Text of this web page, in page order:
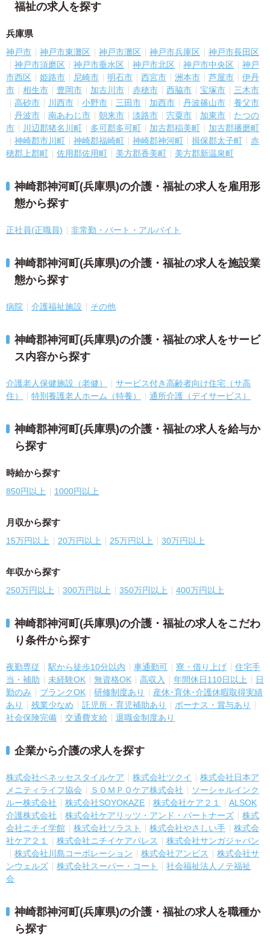
福祉の求人を探す
兵庫県
神戸市 神戸市東灘区 神戸市灘区 神戸市兵庫区
神戸市長田区
神戸市須磨区
神戸市垂水区 神戸市北区 神戸市中央区
神戸
市西区
姫路市 尼崎市 明石市 西宮市 洲本市 芦屋市
伊丹
市
相生市 豊岡市 加古川市 赤穂市 西脇市 宝塚市
三木市
高砂市
川西市 小野市 三田市 加西市 丹波篠山市
養父市
丹波市
南あわじ市 朝来市 淡路市 宍粟市 加東市
たつの
市
川辺郡猪名川町 多可郡多可町 加古郡稲美町
加古郡播磨町
神崎郡市川町
神崎郡福崎町 神崎郡神河町 揖保郡太子町
赤
穂郡上郡町
佐用郡佐用町 美方郡香美町 美方郡新温泉町
神崎郡神河町(兵庫県)の介護・福祉の求人を雇用形
態から探す
正社員(正職員) 非常勤・パート・アルバイト
神崎郡神河町(兵庫県)の介護・福祉の求人を施設業
態から探す
病院 介護福祉施設 その他
神崎郡神河町(兵庫県)の介護・福祉の求人をサービ
ス内容から探す
介護老人保健施設（老健）
サービス付き高齢者向け住宅（サ高
住）
特別養護老人ホーム（特養） 通所介護（デイサービス）
神崎郡神河町(兵庫県)の介護・福祉の求人を給与か
ら探す
時給から探す
850円以上 1000円以上
月収から探す
15万円以上 20万円以上 25万円以上 30万円以上
年収から探す
250万円以上 300万円以上 350万円以上 400万円以上
神崎郡神河町(兵庫県)の介護・福祉の求人をこだわ
り条件から探す
夜勤専従 駅から徒歩10分以内 車通勤可 寮・借り上げ
住宅手
当・補助
未経験OK 無資格OK 高収入 年間休日110日以上
日
勤のみ
ブランクOK 研修制度あり
産休･育休･介護休暇取得実績
あり
残業少なめ 託児所・育児補助あり
ボーナス・賞与あり
社会保険完備
交通費支給 退職金制度あり
企業から介護の求人を探す
株式会社ベネッセスタイルケア 株式会社ツクイ
株式会社日本ア
メニティライフ協会
ＳＯＭＰＯケア株式会社
ソーシャルインク
ルー株式会社
株式会社SOYOKAZE 株式会社ケア２１
ALSOK
介護株式会社
株式会社ケアリッツ・アンド・パートナーズ
株式
会社ニチイ学館
株式会社ソラスト 株式会社やさしい手
株式会
社ケア２１
株式会社ニチイケアパレス
株式会社サンガジャパン
株式会社川島コーポレーション
株式会社アンビス
株式会社サ
ンウェルズ
株式会社スーパー・コート
社会福祉法人ノテ福祉
会
神崎郡神河町(兵庫県)の介護・福祉の求人を職種か
ら探す